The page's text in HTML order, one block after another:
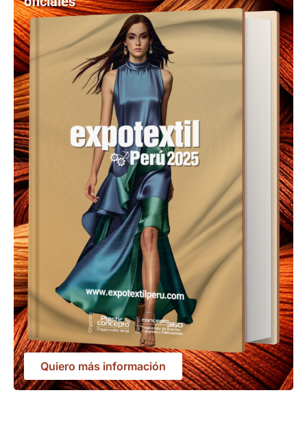
Quiero más información